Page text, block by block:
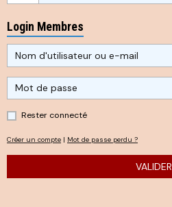
Login Membres
Rester connecté
Créer un compte | Mot de passe perdu ?
VALIDER